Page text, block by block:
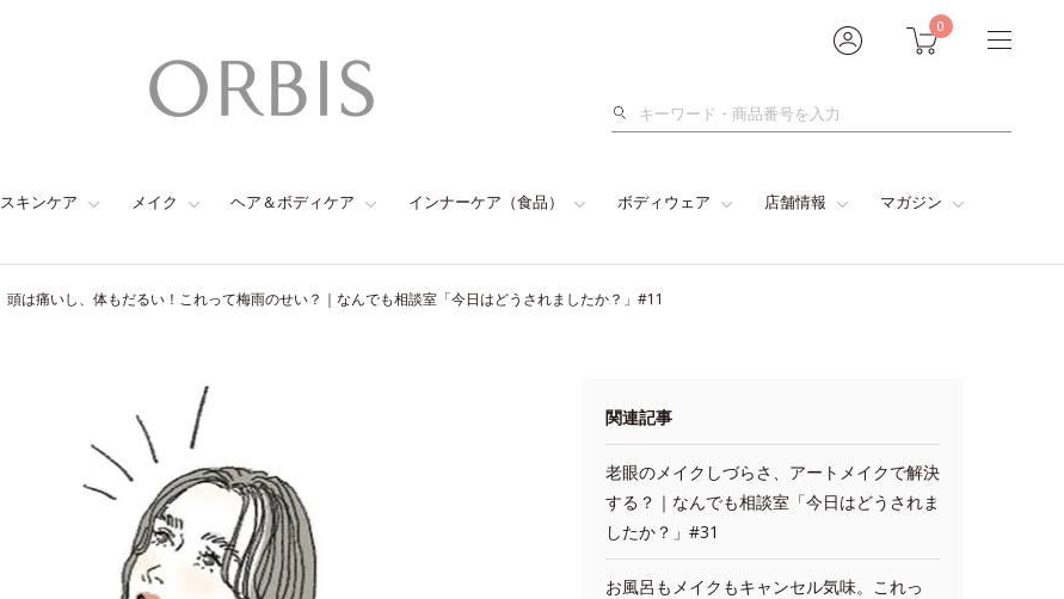
0
検
スキンケア メイク ヘア＆ボディケア インナーケア（食品） ボディウェア 店舗情報 マガジン
頭は痛いし、体もだるい！これって梅雨のせい？｜なんでも相談室「今日はどうされましたか？」#11
関連記事
老眼のメイクしづらさ、アートメイクで解決
する？｜なんでも相談室「今日はどうされま
したか？」#31
お風呂もメイクもキャンセル気味。これっ